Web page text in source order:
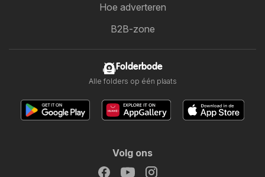
Hoe adverteren
B2B-zone
Folderbode
Alle folders op één plaats
Volg ons